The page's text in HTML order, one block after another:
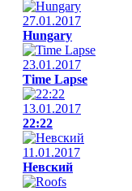
27.01.2017
Hungary
23.01.2017
Time Lapse
13.01.2017
22:22
11.01.2017
Невский